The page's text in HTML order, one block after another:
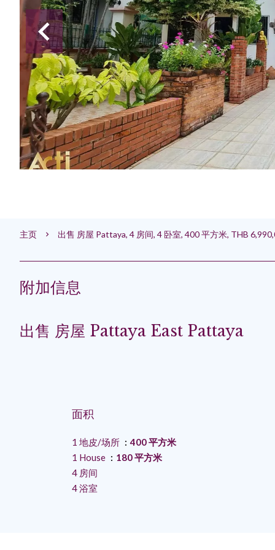
主页 出售 房屋 Pattaya, 4 房间, 4 卧室, 400 平方米, THB
附加信息
出售 房屋 Pattaya East Pattaya
面积
1 地皮/场所
400 平方米
1 House
180 平方米
4 房间
4 浴室